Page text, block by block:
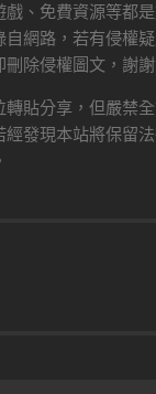
、免費資源等都
網路，若有侵權
除侵權圖文，謝謝
貼分享，但嚴禁
經發現本站將保留